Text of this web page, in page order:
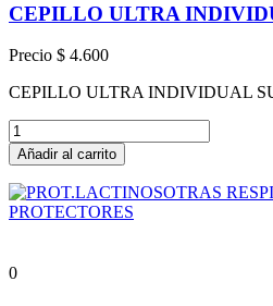
CEPILLO ULTRA
Precio $ 4.600
CEPILLO ULTRA INDIVIDUAL
Añadir al carrito
0